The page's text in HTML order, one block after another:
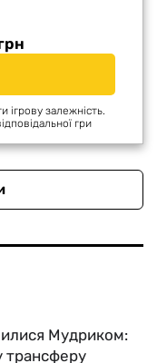
ігрову залежність.
гри
Мудриком:
трансферу